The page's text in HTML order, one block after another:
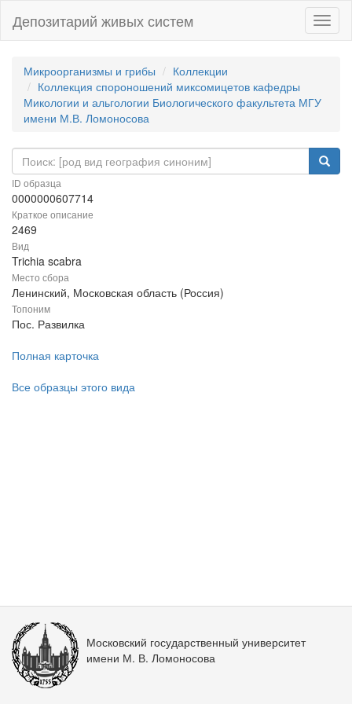
Депозитарий живых систем
Микроорганизмы и грибы
Коллекции
Коллекция спороношений миксомицетов кафедры
Микологии и альгологии Биологического факультета МГУ
имени М.В. Ломоносова
ID образца
0000000607714
Краткое описание
2469
Вид
Trichia scabra
Место сбора
Ленинский, Московская область (Россия)
Топоним
Пос. Развилка
Полная карточка
Все образцы этого вида
Московский государственный университет
имени М. В. Ломоносова